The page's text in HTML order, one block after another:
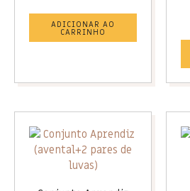
ADICIONAR AO
CARRINHO